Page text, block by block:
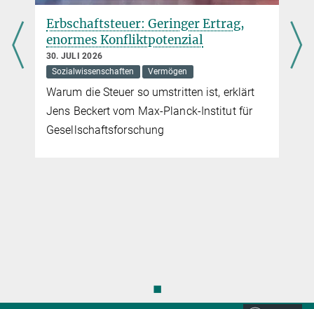
Erbschaftsteuer: Geringer Ertrag,
enormes Konfliktpotenzial
30. JULI 2026
Sozialwissenschaften
Vermögen
Warum die Steuer so umstritten ist, erklärt
Jens Beckert vom Max-Planck-Institut für
Gesellschaftsforschung
◼